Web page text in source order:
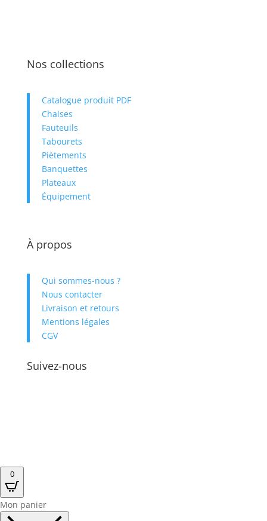
Application d'appel
Appel standard
Zoom
Nos collections
Catalogue produit PDF
Chaises
Fauteuils
Tabourets
Piètements
Banquettes
Plateaux
Équipement
À propos
Qui sommes-nous ?
Nous contacter
Livraison et retours
Mentions légales
CGV
Suivez-nous
0
Mon panier